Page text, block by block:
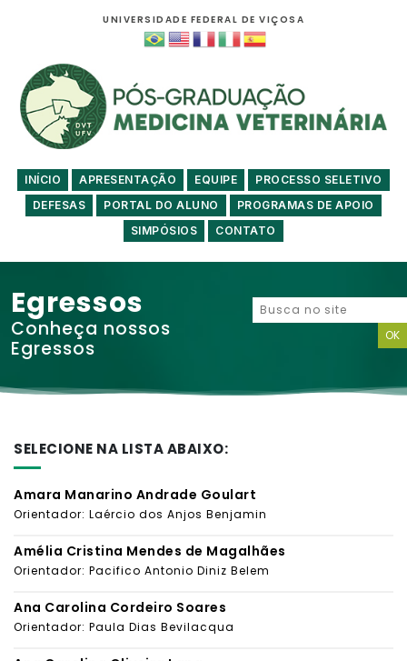
UNIVERSIDADE FEDERAL DE VIÇOSA
INÍCIO APRESENTAÇÃO EQUIPE
PROCESSO SELETIVO
DEFESAS
PORTAL DO ALUNO
PROGRAMAS DE APOIO
SIMPÓSIOS
CONTATO
Egressos
Conheça nossos
Egressos
SELECIONE NA LISTA ABAIXO:
Amara Manarino Andrade Goulart
Orientador: Laércio dos Anjos Benjamin
Amélia Cristina Mendes de Magalhães
Orientador: Pacifico Antonio Diniz Belem
Ana Carolina Cordeiro Soares
Orientador: Paula Dias Bevilacqua